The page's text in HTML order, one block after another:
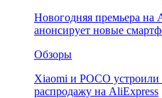
Новогодняя премьера на
анонсирует новые
Обзоры
Xiaomi и POCO
распродажу на AliExpress